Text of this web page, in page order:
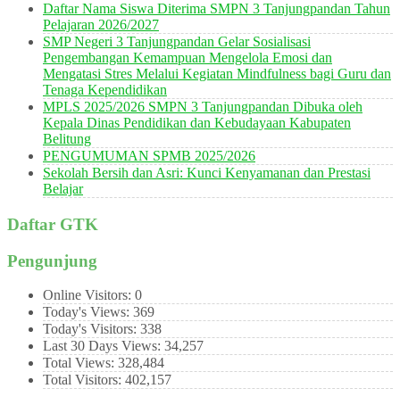
Daftar Nama Siswa Diterima SMPN 3 Tanjungpandan Tahun
Pelajaran 2026/2027
SMP Negeri 3 Tanjungpandan Gelar Sosialisasi
Pengembangan Kemampuan Mengelola Emosi dan
Mengatasi Stres Melalui Kegiatan Mindfulness bagi Guru dan
Tenaga Kependidikan
MPLS 2025/2026 SMPN 3 Tanjungpandan Dibuka oleh
Kepala Dinas Pendidikan dan Kebudayaan Kabupaten
Belitung
PENGUMUMAN SPMB 2025/2026
Sekolah Bersih dan Asri: Kunci Kenyamanan dan Prestasi
Belajar
Daftar GTK
Pengunjung
Online Visitors: 0
Today's Views: 369
Today's Visitors: 338
Last 30 Days Views: 34,257
Total Views: 328,484
Total Visitors: 402,157